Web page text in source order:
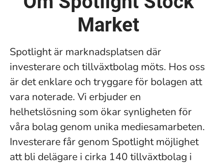
Market
Spotlight är marknadsplatsen där
investerare och tillväxtbolag möts. Hos oss
är det enklare och tryggare för bolagen att
vara noterade. Vi erbjuder en
helhetslösning som ökar synligheten för
våra bolag genom unika mediesamarbeten.
Investerare får genom Spotlight möjlighet
att bli delägare i cirka 140 tillväxtbolag i